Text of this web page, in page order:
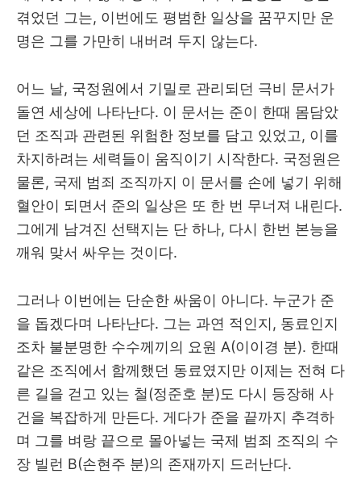
겪었던 그는, 이번에도 평범한 일상을 꿈꾸지만 운
명은 그를 가만히 내버려 두지 않는다.
어느 날, 국정원에서 기밀로 관리되던 극비 문서가
돌연 세상에 나타난다. 이 문서는 준이 한때 몸담았
던 조직과 관련된 위험한 정보를 담고 있었고, 이를
차지하려는 세력들이 움직이기 시작한다. 국정원은
물론, 국제 범죄 조직까지 이 문서를 손에 넣기 위해
혈안이 되면서 준의 일상은 또 한 번 무너져 내린다.
그에게 남겨진 선택지는 단 하나, 다시 한번 본능을
깨워 맞서 싸우는 것이다.
그러나 이번에는 단순한 싸움이 아니다. 누군가 준
을 돕겠다며 나타난다. 그는 과연 적인지, 동료인지
조차 불분명한 수수께끼의 요원 A(이이경 분). 한때
같은 조직에서 함께했던 동료였지만 이제는 전혀 다
른 길을 걷고 있는 철(정준호 분)도 다시 등장해 사
건을 복잡하게 만든다. 게다가 준을 끝까지 추격하
며 그를 벼랑 끝으로 몰아넣는 국제 범죄 조직의 수
장 빌런 B(손현주 분)의 존재까지 드러난다.